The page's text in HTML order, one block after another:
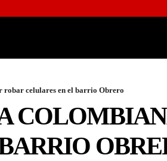
robar celulares en el barrio Obrero